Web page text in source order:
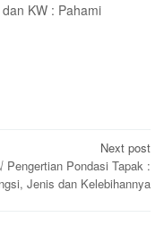
KW : Pahami
Next post
Pengertian Pondasi Tapak :
Jenis dan Kelebihannya